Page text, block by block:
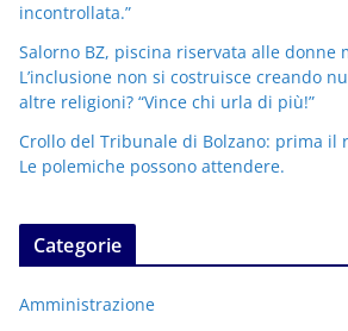
incontrollata.”
Salorno BZ, piscina riservata alle donne
L’inclusione non si costruisce creando
altre religioni? “Vince chi urla di più!”
Crollo del Tribunale di Bolzano: prima il
Le polemiche possono attendere.
Categorie
Amministrazione